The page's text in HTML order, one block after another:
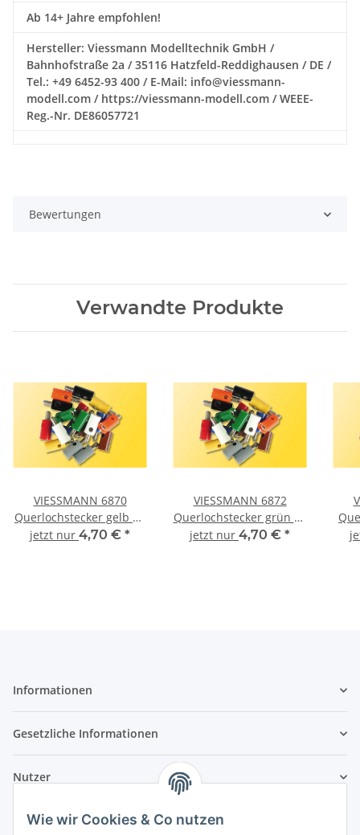
Wie wir Cookies & Co nutzen
Ab 14+ Jahre empfohlen!
Hersteller: Viessmann Modelltechnik GmbH /
Bahnhofstraße 2a / 35116 Hatzfeld-Reddighausen / DE /
Tel.: +49 6452-93 400 / E-Mail: info@viessmann-
modell.com / https://viessmann-modell.com / WEEE-
Reg.-Nr. DE86057721
Bewertungen
Verwandte Produkte
VIESSMANN 6870
Querlochstecker gelb 10
Stück
jetzt nur 4,70 € *
VIESSMANN 6872
Querlochstecker grün 10
Stück
jetzt nur 4,70 € *
Informationen
Gesetzliche Informationen
Nutzer